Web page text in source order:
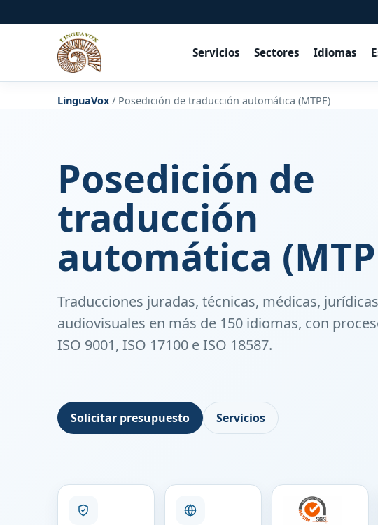
Servicios Sectores Idiomas
LinguaVox / Posedición de traducción automática (MTPE)
Posedición de
traducción
automática
Traducciones juradas, técnicas, médicas,
audiovisuales en más de 150 idiomas, con
ISO 9001, ISO 17100 e ISO 18587.
Solicitar presupuesto Servicios